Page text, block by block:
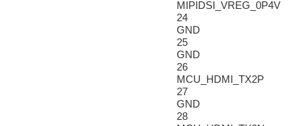
MIPIDSI_VREG_0P4V
24
GND
25
GND
26
MCU_HDMI_TX2P
27
GND
28